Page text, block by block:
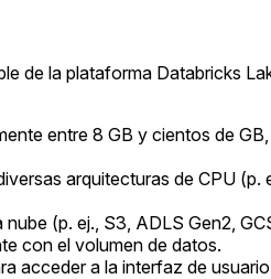
de la plataforma Databricks
entre 8 GB y cientos de
arquitecturas de CPU
(p. ej., S3, ADLS Gen2,
con el volumen de datos.
acceder a la interfaz de